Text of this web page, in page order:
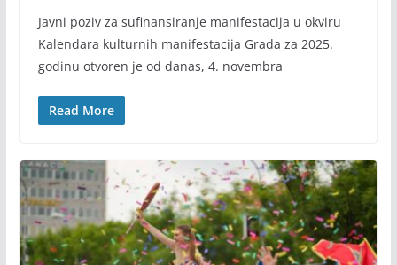
Javni poziv za sufinansiranje manifestacija u okviru
Kalendara kulturnih manifestacija Grada za 2025.
godinu otvoren je od danas, 4. novembra
Read More